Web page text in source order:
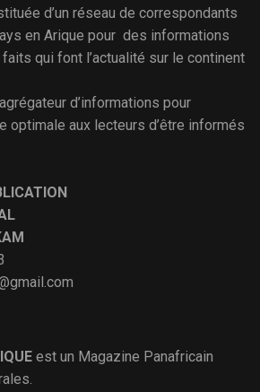
d’un réseau de correspondants
en Arique pour des informations
qui font l’actualité sur le continent
d’informations pour
optimale aux lecteurs d’être informés
est un Magazine Panafricain